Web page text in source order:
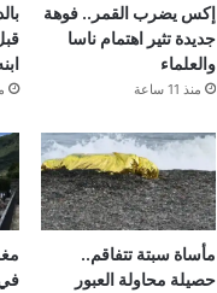
إكس يضرب القمر.. فوهة
جديدة تثير اهتمام ناسا
والعلماء
منذ 11 ساعة
مأساة سبتة تتفاقم..
حصيلة محاولة العبور
في